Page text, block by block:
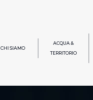
CHI SIAMO
ACQUA &
TERRITORIO